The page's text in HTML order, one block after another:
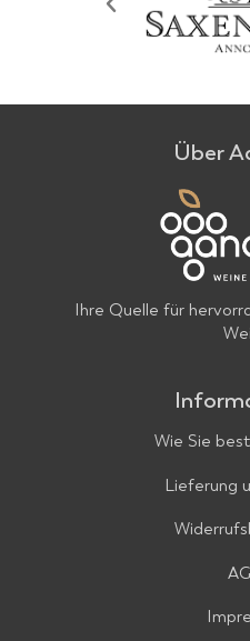
Über
Ihre Quelle für
Wie Sie
Lieferung